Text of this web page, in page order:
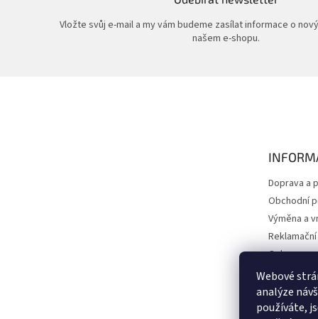
Webové
analýze
používáte,
Vložte svůj e-mail a my vám budeme zasílat informace o
našem e-shopu.
Doprava a
Obchodní
Výměna a
Ochrana
Kontakty
O nás
Péče a